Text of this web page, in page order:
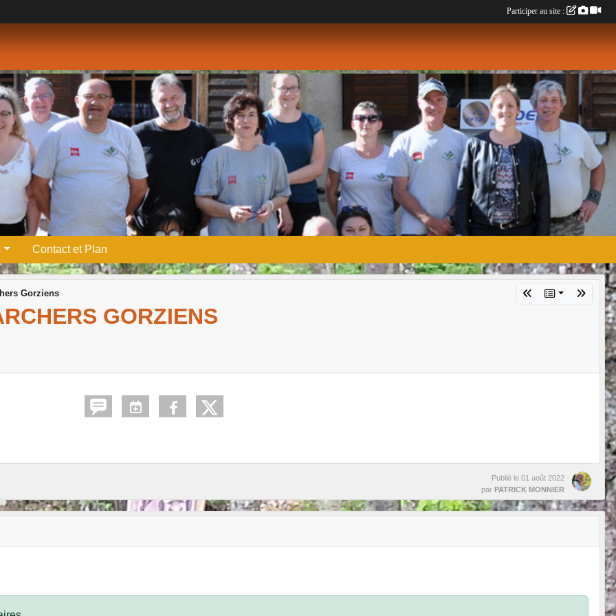
Contact et Plan
Gorziens
GORZIENS
Publié le 01 août 2022
par PATRICK MONNIER
Participer au site :